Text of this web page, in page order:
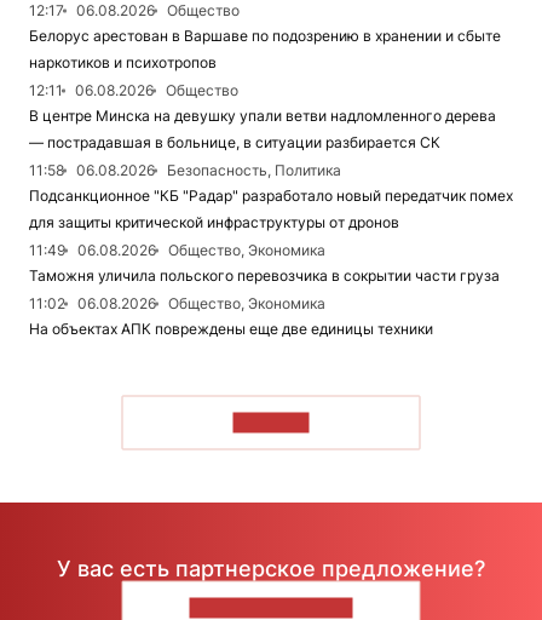
12:17
06.08.2026
Общество
Белорус арестован в Варшаве по подозрению в хранении и сбыте
наркотиков и психотропов
12:11
06.08.2026
Общество
В центре Минска на девушку упали ветви надломленного дерева
— пострадавшая в больнице, в ситуации разбирается СК
11:58
06.08.2026
Безопасность, Политика
Подсанкционное "КБ "Радар" разработало новый передатчик помех
для защиты критической инфраструктуры от дронов
11:49
06.08.2026
Общество, Экономика
Таможня уличила польского перевозчика в сокрытии части груза
11:02
06.08.2026
Общество, Экономика
На объектах АПК повреждены еще две единицы техники
У вас есть партнерское предложение?